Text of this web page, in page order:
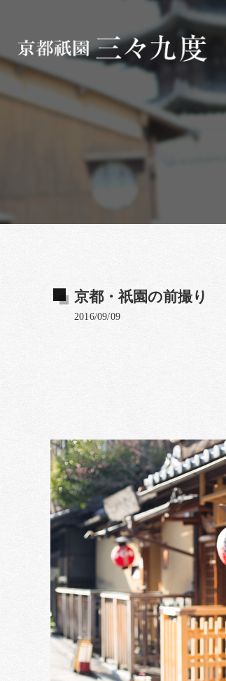
京都・祇園の前撮り
2016/09/09